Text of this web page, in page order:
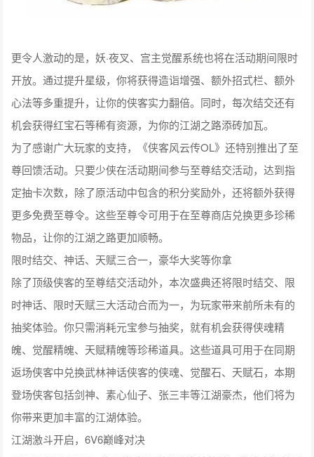
更令人激动的是，妖·夜叉、宫主觉醒系统也将在活动期间限时
开放。通过提升星级，你将获得造诣增强、额外招式栏、额外
心法等多重提升，让你的侠客实力翻倍。同时，每次结交还有
机会获得红宝石等稀有资源，为你的江湖之路添砖加瓦。
为了感谢广大玩家的支持，《侠客风云传OL》还特别推出了至
尊回馈活动。只要少侠在活动期间参与至尊结交活动，达到指
定抽卡次数，除了原活动中包含的积分奖励外，还将额外获得
更多免费至尊令。这些至尊令可用于在至尊商店兑换更多珍稀
物品，让你的江湖之路更加顺畅。
限时结交、神话、天赋三合一，豪华大奖等你拿
除了顶级侠客的至尊结交活动外，本次盛典还将限时结交、限
时神话、限时天赋三大活动合而为一，为玩家带来前所未有的
抽奖体验。你只需消耗元宝参与抽奖，就有机会获得侠魂精
魄、觉醒精魄、天赋精魄等珍稀道具。这些道具可用于在同期
返场侠客中兑换武林神话侠客的侠魂、觉醒石、天赋石，本期
登场侠客包括剑神、素心仙子、张三丰等江湖豪杰，他们将为
你带来更加丰富的江湖体验。
江湖激斗开启，6V6巅峰对决